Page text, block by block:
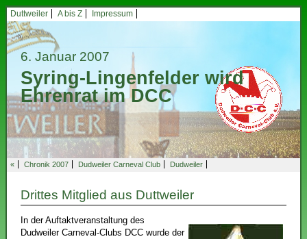
Duttweiler A bis Z Impressum
6. Januar 2007
Syring-Lingenfelder wird
Ehrenrat im DCC
« Chronik 2007 Dudweiler Carneval Club Dudweiler
Drittes Mitglied aus Duttweiler
In der Auftaktveranstaltung des
Dudweiler Carneval-Clubs DCC wurde der